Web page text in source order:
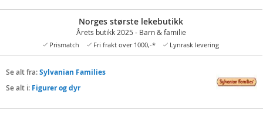
Norges største lekebutikk
Årets butikk 2025 - Barn & familie
Prismatch Fri frakt over 1000,-* Lynrask levering
Se alt fra:Sylvanian Families
Se alt i: Figurer og dyr